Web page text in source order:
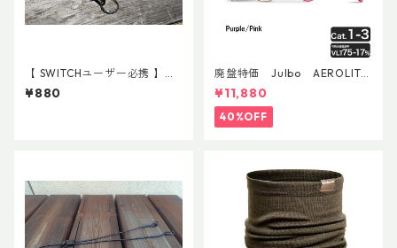
【 SWITCHユーザー必携 】ス
イッチ用アタッチメント(ペア)
¥880
廃盤特価 Julbo AEROLITE
AsianFit
¥11,880
40%OFF